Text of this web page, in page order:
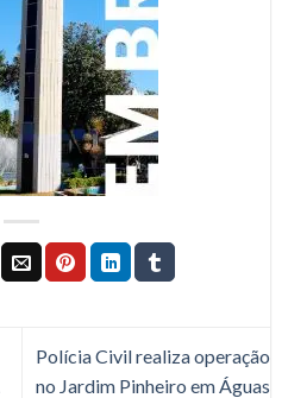
Polícia Civil realiza operação
no Jardim Pinheiro em Águas